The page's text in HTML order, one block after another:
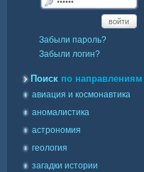
войти
Забыли пароль?
Забыли логин?
Поиск по направлениям
авиация и космонавтика
аномалистика
астрономия
геология
загадки истории